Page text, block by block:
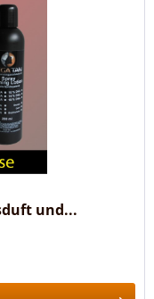
und...